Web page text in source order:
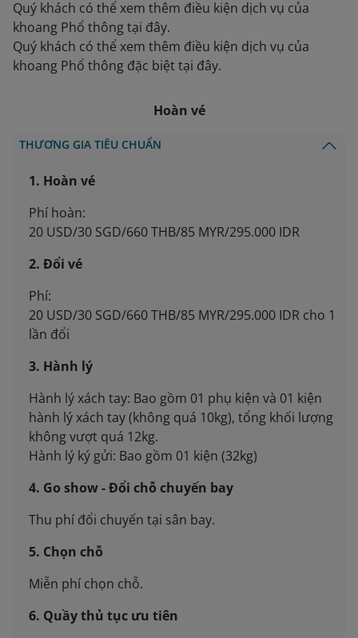
Quý khách có thể xem thêm điều kiện dịch vụ của
khoang Phổ thông tại đây.
Quý khách có thể xem thêm điều kiện dịch vụ của
khoang Phổ thông đặc biệt tại đây.
Hoàn vé
THƯƠNG GIA TIÊU CHUẨN
1. Hoàn vé
Phí hoàn:
20 USD/30 SGD/660 THB/85 MYR/295.000 IDR
2. Đổi vé
Phí:
20 USD/30 SGD/660 THB/85 MYR/295.000 IDR cho 1
lần đổi
3. Hành lý
Hành lý xách tay: Bao gồm 01 phụ kiện và 01 kiện
hành lý xách tay (không quá 10kg), tổng khối lượng
không vượt quá 12kg.
Hành lý ký gửi: Bao gồm 01 kiện (32kg)
4. Go show - Đổi chỗ chuyến bay
Thu phí đổi chuyến tại sân bay.
5. Chọn chỗ
Miễn phí chọn chỗ.
6. Quầy thủ tục ưu tiên